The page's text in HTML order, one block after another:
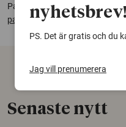
Paul Borenberg, doktorand i
paul.borenberg@gu.se
Senaste nytt
nyhetsbrev!
PS. Det är gratis och du
Jag vill prenumerera